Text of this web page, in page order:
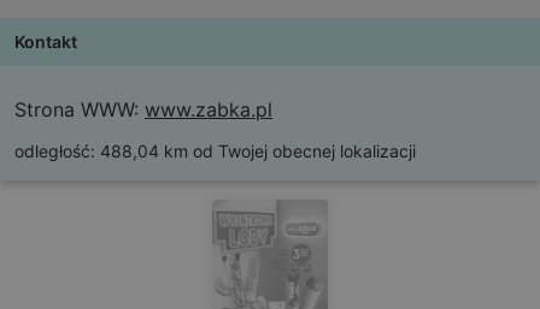
Kontakt
Strona WWW: www.zabka.pl
odległość: 488,04 km od Twojej obecnej lokalizacji